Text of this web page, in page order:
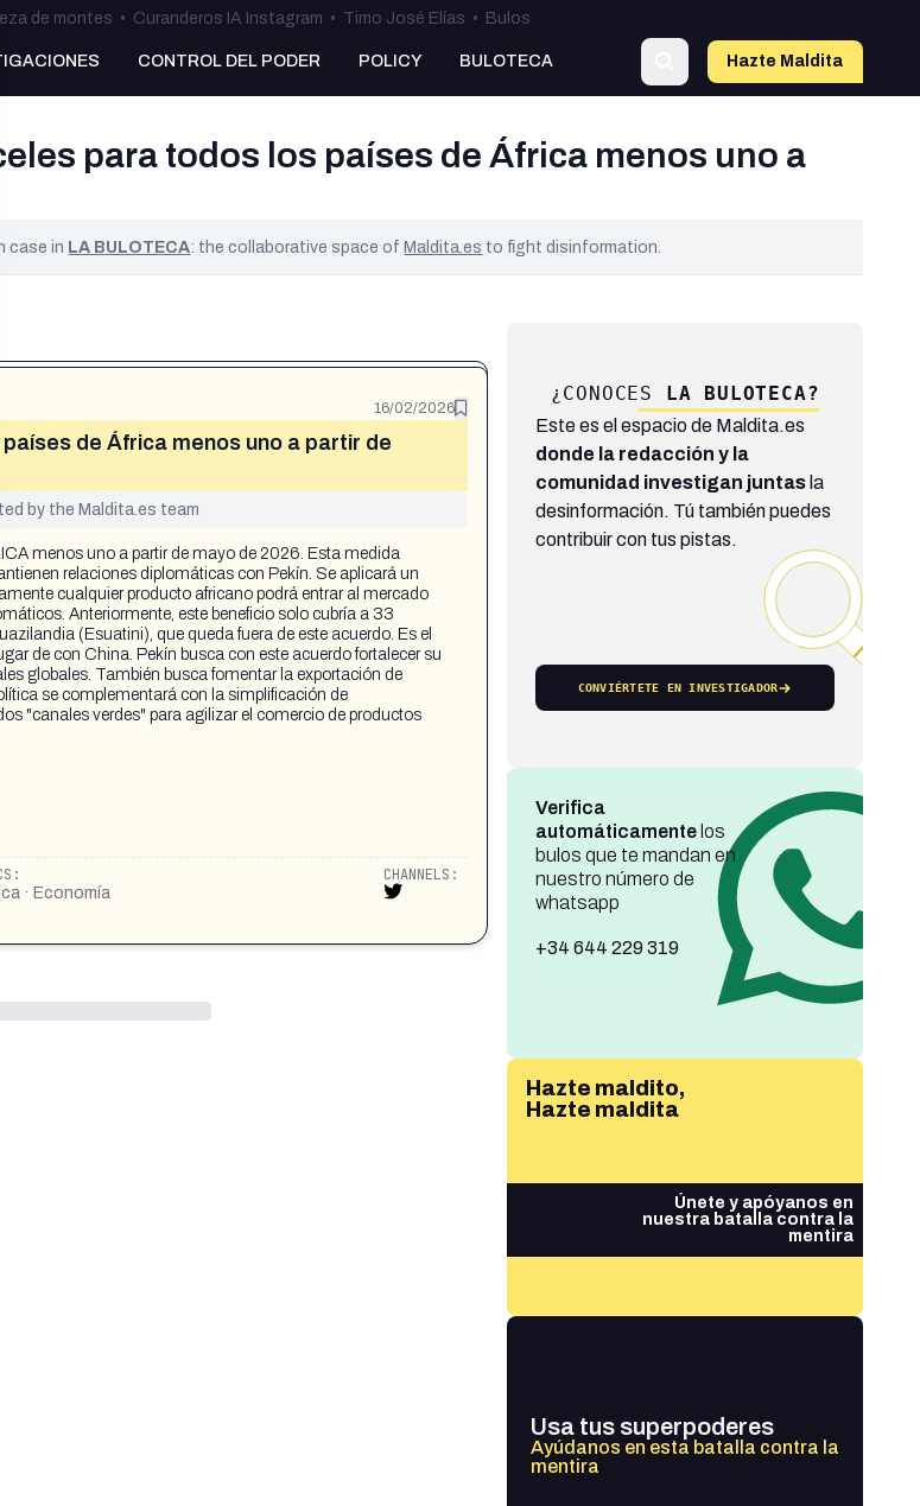
de montes • Curanderos IA Instagram • Timo José Elías • Bulos
CONTROL DEL PODER POLICY BULOTECA Hazte Maldita
para todos los países de África menos uno a
case in LA BULOTECA: the collaborative space ofMaldita.es to fight disinformation.
16/02/2026
de África menos uno a partir de
by the Maldita.es team
menos uno a partir de mayo de 2026. Esta medida
relaciones diplomáticas con Pekín. Se aplicará un
cualquier producto africano podrá entrar al mercado
Anteriormente, este beneficio solo cubría a 33
(Esuatini), que queda fuera de este acuerdo. Es el
de con China. Pekín busca con este acuerdo fortalecer su
globales. También busca fomentar la exportación de
se complementará con la simplificación de
"canales verdes" para agilizar el comercio de productos
· Economía
CHANNELS:
¿CONOCES LA BULOTECA?
Este es el espacio de Maldita.es
donde la redacción y la
comunidad investigan juntasla
desinformación. Tú también puedes
contribuir con tus pistas.
CONVIÉRTETE EN INVESTIGADOR
Verifica
automáticamentelos
bulos que te mandan en
nuestro número de
whatsapp
+34 644 229 319
Hazte maldito,
Hazte maldita
Únete y apóyanos en
nuestra batalla contra la
mentira
Usa tus superpoderes
Ayúdanos en esta batalla contra la
mentira